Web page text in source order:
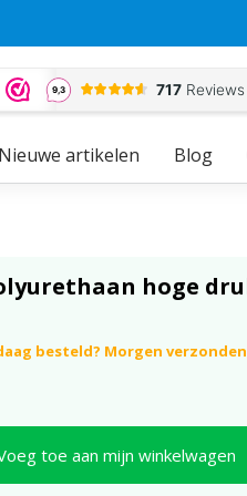
Blog
Nieuwe artikelen
hoge
besteld? Morgen
toe aan mijn winkelwagen